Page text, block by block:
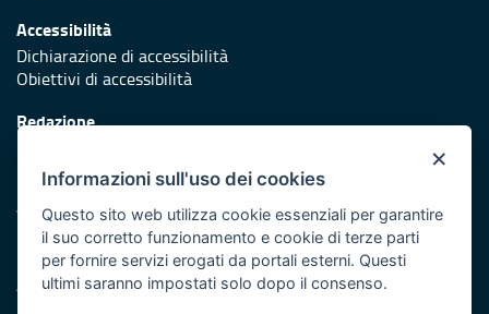
Accessibilità
Dichiarazione di accessibilità
Obiettivi di accessibilità
Redazione
Protezione civile
Vai al sito di Protezione Civile Puglia
Iniziativa finanziata con risorse del POR Puglia 2014/2020 -
Asse XI
×
Informazioni sull'uso dei cookies
Questo sito web utilizza cookie essenziali per garantire
il suo corretto funzionamento e cookie di terze parti
per fornire servizi erogati da portali esterni. Questi
ultimi saranno impostati solo dopo il consenso.